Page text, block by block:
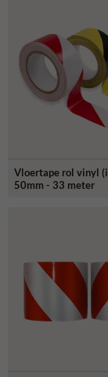
Vloertape rol vinyl
50mm - 33 meter